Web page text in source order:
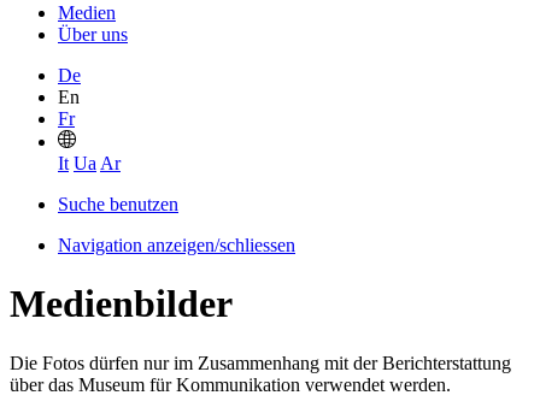
Medien
Über uns
De
En
Fr
It Ua Ar
Suche benutzen
Navigation anzeigen/schliessen
Medienbilder
Die Fotos dürfen nur im Zusammenhang mit der Berichterstattung
über das Museum für Kommunikation verwendet werden.